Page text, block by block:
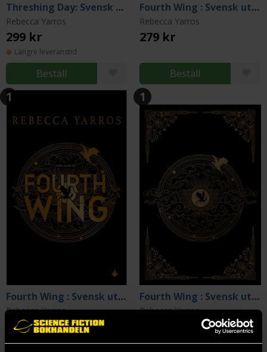
Threshing Day: Svensk utgåva
Rebecca Yarros
299 kr
Längre leveranstid
Beställ
Fourth Wing : Svensk utgåva
Rebecca Yarros
279 kr
Beställ
1
Fourth Wing : Svensk utgåva
Rebecca Yarros
110 kr
1
Fourth Wing : Svensk utgåva (Signerad begränsad specialutgåva)
Rebecca Yarros